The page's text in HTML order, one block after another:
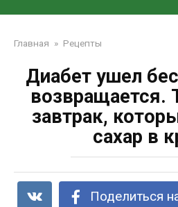
Главная » Рецепты
Диабет ушел
возвращается.
завтрак,
сахар в
Поделиться